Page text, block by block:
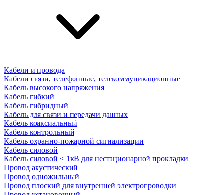
Кабели и провода
Кабели связи, телефонные, телекоммуникационные
Кабель высокого напряжения
Кабель гибкий
Кабель гибридный
Кабель для связи и передачи данных
Кабель коаксиальный
Кабель контрольный
Кабель охранно-пожарной сигнализации
Кабель силовой
Кабель силовой < 1кВ для нестационарной прокладки
Провод акустический
Провод одножильный
Провод плоский для внутренней электропроводки